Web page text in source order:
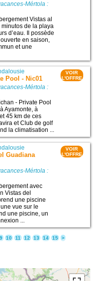
Mértola :
Vistas al
de la playa
d’eau. Il possède
en saison,
et une
Pool - Nic01
Mértola :
- Private Pool
Ayamonte, à
45 km de ces
et Club de golf
la climatisation ...
VOIR
L'OFFRE
Guadiana
Mértola :
avec
Vistas del
une piscine
vue sur le
une piscine, un
...
VOIR
L'OFFRE
9 10 11 12 13 14 15 >